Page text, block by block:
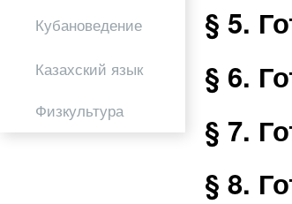
Кубановедение
Казахский язык
Физкультура
§ 5.
§ 6.
§ 7.
§ 8.